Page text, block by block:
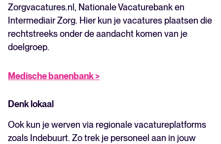
Zorgvacatures.nl, Nationale Vacaturebank en
Intermediair Zorg. Hier kun je vacatures plaatsen die
rechtstreeks onder de aandacht komen van je
doelgroep.
Medische banenbank >
Denk lokaal
Ook kun je werven via regionale vacatureplatforms
zoals Indebuurt. Zo trek je personeel aan in jouw